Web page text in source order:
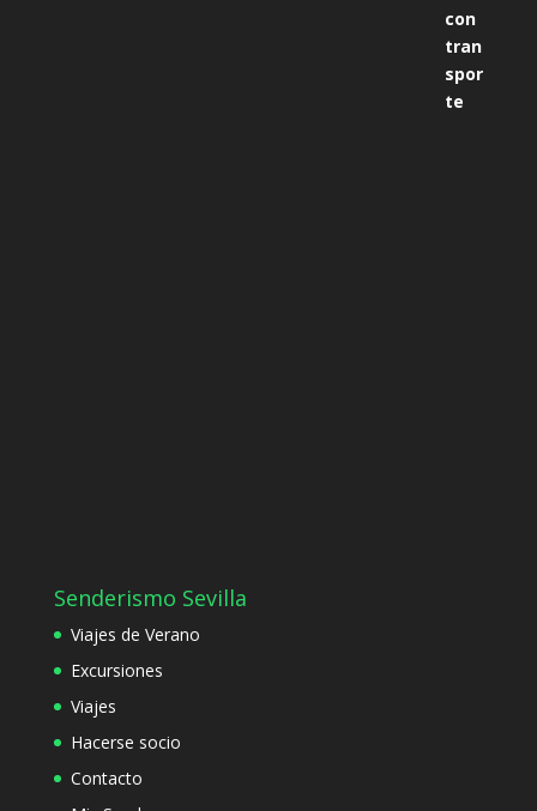
Senderismo Sevilla
Viajes de Verano
Excursiones
Viajes
Hacerse socio
Contacto